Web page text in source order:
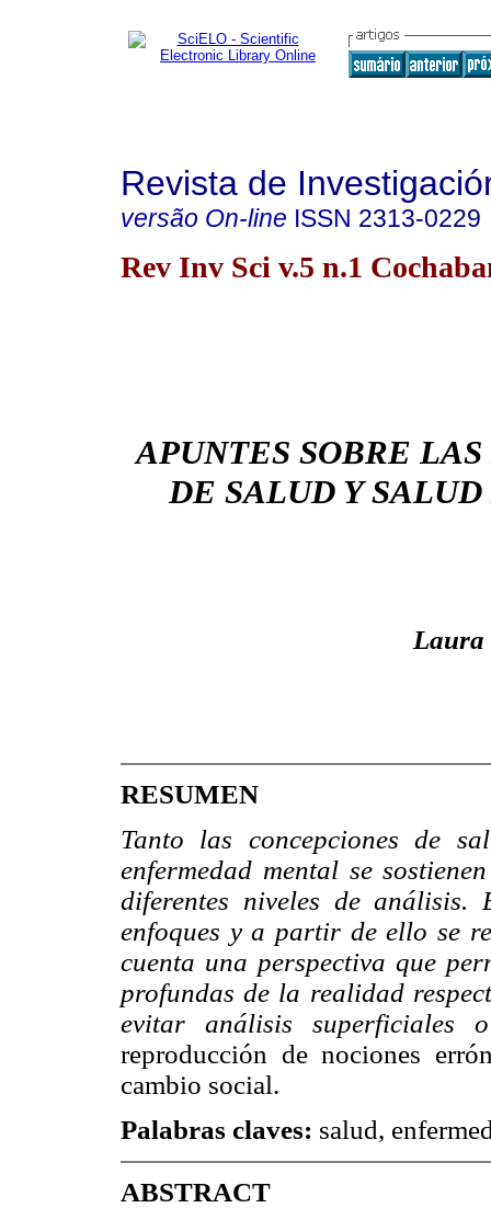
Revista de
versão On-line ISSN 2313-0229
Rev Inv Sci v.5 n.1
APUNTES SOBRE
DE SALUD Y
Laura
RESUMEN
Tanto las concepciones de
enfermedad mental se
diferentes niveles de análisis.
enfoques y a partir de ello se
cuenta una perspectiva que
profundas de la realidad
evitar análisis superficiales
reproducción de nociones
cambio social.
Palabras claves: salud,
ABSTRACT